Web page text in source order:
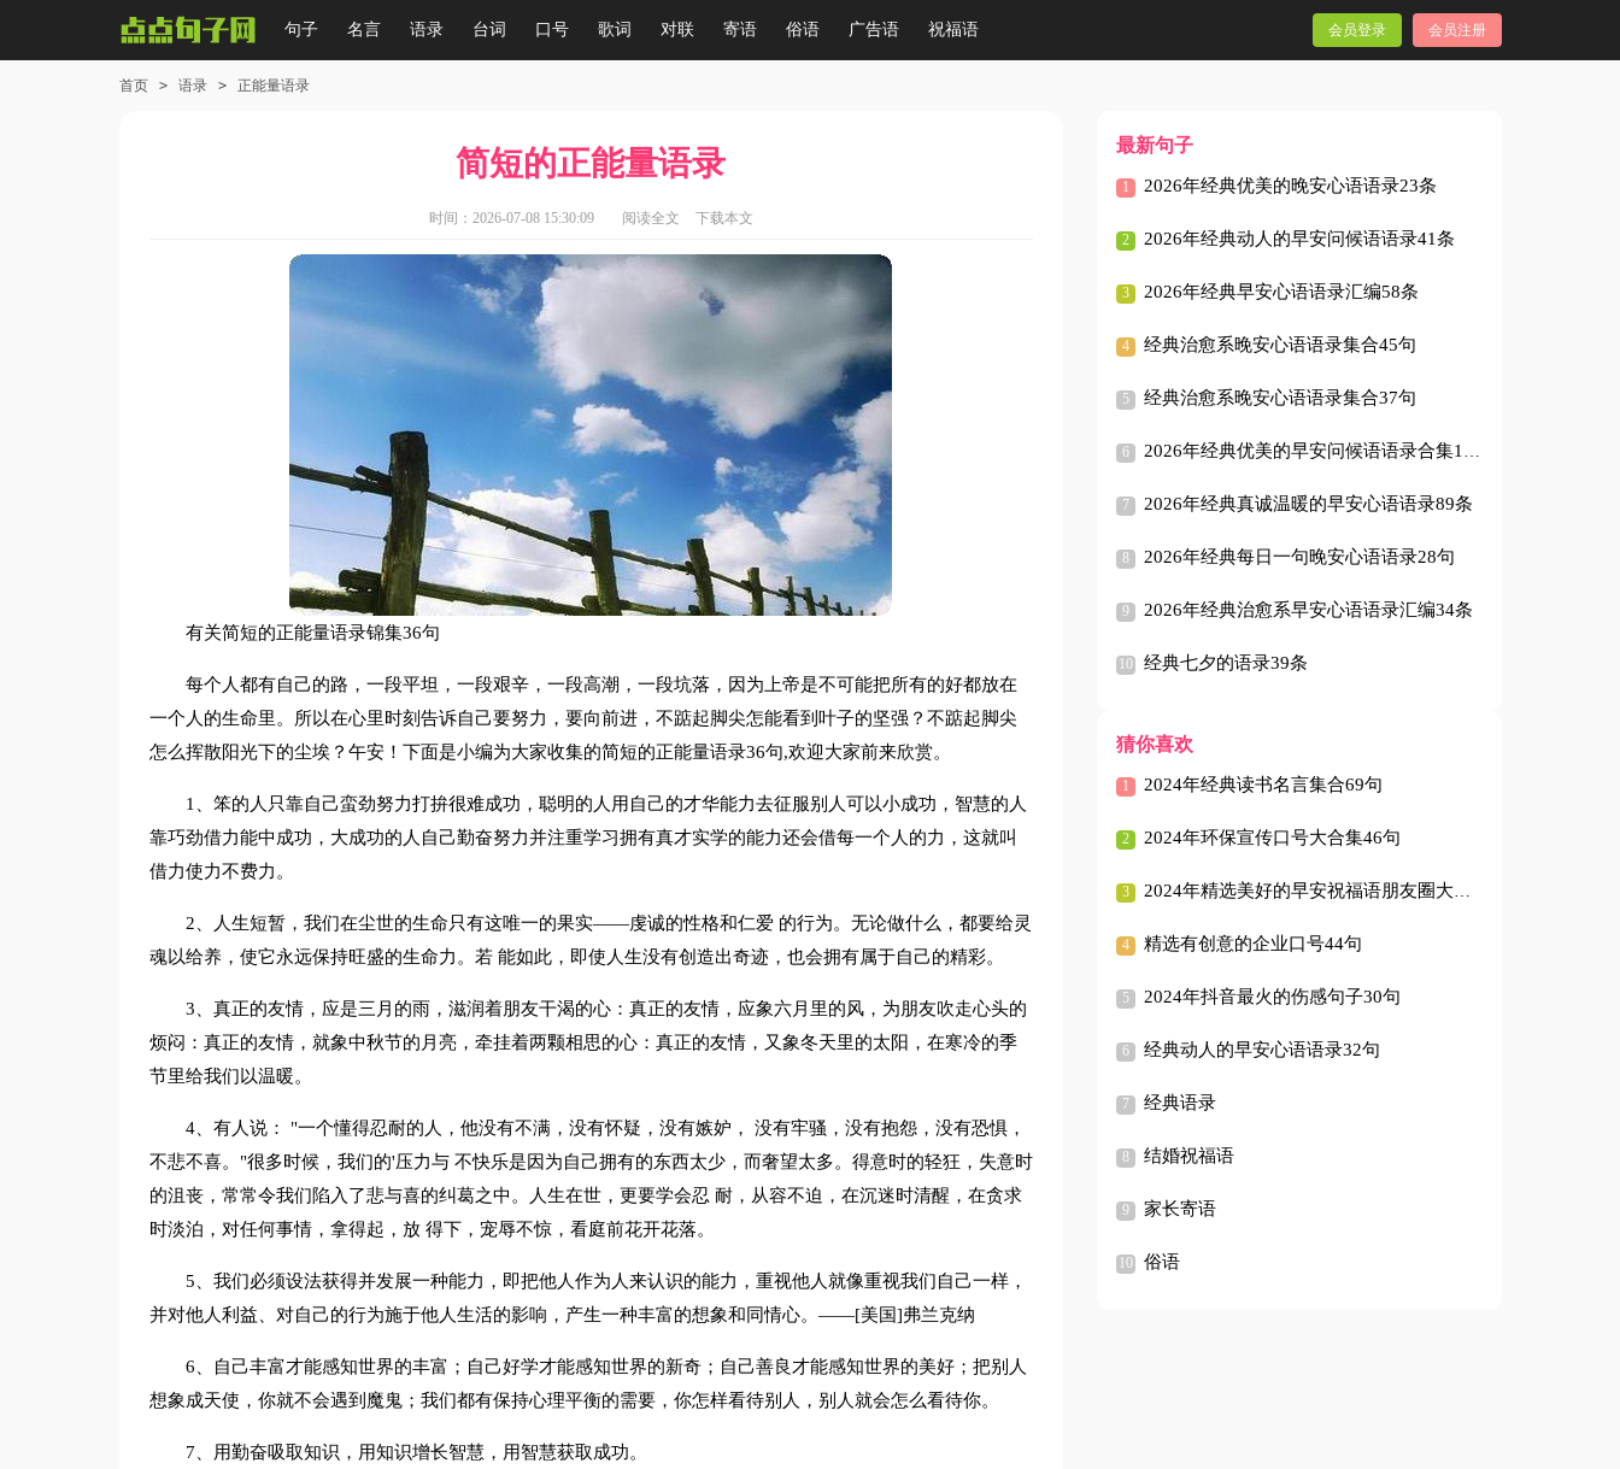
句子 名言 语录 台词 口号 歌词 对联 寄语 俗语 广告语 祝福语 会员登录 会员注册
首页 > 语录 > 正能量语录
简短的正能量语录
时间：2026-07-08 15:30:09 阅读全文 下载本文
有关简短的正能量语录锦集36句
每个人都有自己的路，一段平坦，一段艰辛，一段高潮，一段坑落，因为上帝是不可能把所有的好都放在
一个人的生命里。所以在心里时刻告诉自己要努力，要向前进，不踮起脚尖怎能看到叶子的坚强？不踮起脚尖
怎么挥散阳光下的尘埃？午安！下面是小编为大家收集的简短的正能量语录36句,欢迎大家前来欣赏。
1、笨的人只靠自己蛮劲努力打拚很难成功，聪明的人用自己的才华能力去征服别人可以小成功，智慧的人
靠巧劲借力能中成功，大成功的人自己勤奋努力并注重学习拥有真才实学的能力还会借每一个人的力，这就叫
借力使力不费力。
2、人生短暂，我们在尘世的生命只有这唯一的果实——虔诚的性格和仁爱 的行为。无论做什么，都要给灵
魂以给养，使它永远保持旺盛的生命力。若 能如此，即使人生没有创造出奇迹，也会拥有属于自己的精彩。
3、真正的友情，应是三月的雨，滋润着朋友干渴的心：真正的友情，应象六月里的风，为朋友吹走心头的
烦闷：真正的友情，就象中秋节的月亮，牵挂着两颗相思的心：真正的友情，又象冬天里的太阳，在寒冷的季
节里给我们以温暖。
4、有人说： "一个懂得忍耐的人，他没有不满，没有怀疑，没有嫉妒， 没有牢骚，没有抱怨，没有恐惧，
不悲不喜。"很多时候，我们的'压力与 不快乐是因为自己拥有的东西太少，而奢望太多。得意时的轻狂，失意时
的沮丧，常常令我们陷入了悲与喜的纠葛之中。人生在世，更要学会忍 耐，从容不迫，在沉迷时清醒，在贪求
时淡泊，对任何事情，拿得起，放 得下，宠辱不惊，看庭前花开花落。
5、我们必须设法获得并发展一种能力，即把他人作为人来认识的能力，重视他人就像重视我们自己一样，
并对他人利益、对自己的行为施于他人生活的影响，产生一种丰富的想象和同情心。——[美国]弗兰克纳
6、自己丰富才能感知世界的丰富；自己好学才能感知世界的新奇；自己善良才能感知世界的美好；把别人
想象成天使，你就不会遇到魔鬼；我们都有保持心理平衡的需要，你怎样看待别人，别人就会怎么看待你。
7、用勤奋吸取知识，用知识增长智慧，用智慧获取成功。
最新句子
2026年经典优美的晚安心语语录23条
2026年经典动人的早安问候语语录41条
2026年经典早安心语语录汇编58条
经典治愈系晚安心语语录集合45句
经典治愈系晚安心语语录集合37句
2026年经典优美的早安问候语语录合集100句
2026年经典真诚温暖的早安心语语录89条
2026年经典每日一句晚安心语语录28句
2026年经典治愈系早安心语语录汇编34条
经典七夕的语录39条
猜你喜欢
2024年经典读书名言集合69句
2024年环保宣传口号大合集46句
2024年精选美好的早安祝福语朋友圈大合集59句
精选有创意的企业口号44句
2024年抖音最火的伤感句子30句
经典动人的早安心语语录32句
经典语录
结婚祝福语
家长寄语
俗语